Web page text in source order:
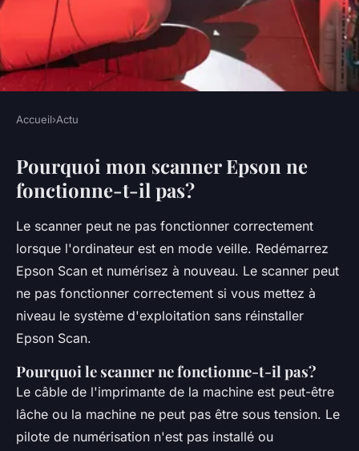
Comment configurer Epson
Scan sur Mac ?
•5 octobre 2022• 3 min de lecture
Accueil›Actu
Pourquoi mon scanner Epson ne
fonctionne-t-il pas?
Le scanner peut ne pas fonctionner correctement
lorsque l'ordinateur est en mode veille. Redémarrez
Epson Scan et numérisez à nouveau. Le scanner peut
ne pas fonctionner correctement si vous mettez à
niveau le système d'exploitation sans réinstaller
Epson Scan.
Pourquoi le scanner ne fonctionne-t-il pas?
Le câble de l'imprimante de la machine est peut-être
lâche ou la machine ne peut pas être sous tension. Le
pilote de numérisation n'est pas installé ou